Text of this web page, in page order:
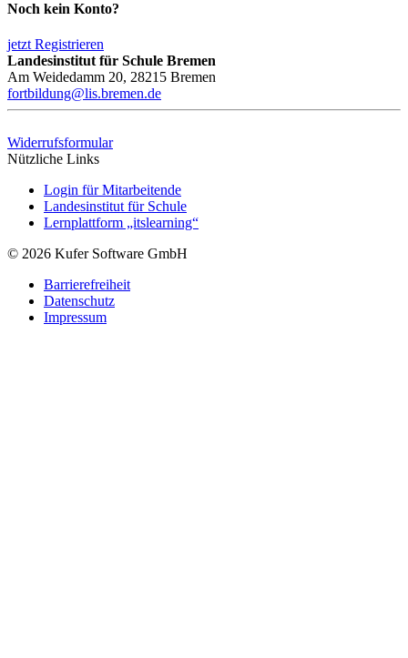
Noch kein Konto?
jetzt Registrieren
Landesinstitut für Schule Bremen
Am Weidedamm 20, 28215 Bremen
fortbildung@lis.bremen.de
Widerrufsformular
Nützliche Links
Login für Mitarbeitende
Landesinstitut für Schule
Lernplattform „itslearning“
© 2026 Kufer Software GmbH
Barrierefreiheit
Datenschutz
Impressum